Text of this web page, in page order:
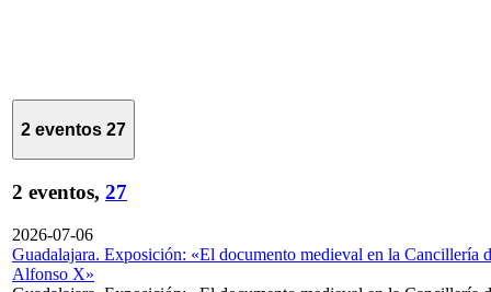
2 eventos 27
2 eventos, 27
2026-07-06
Guadalajara. Exposición: «El documento medieval en la Cancillería
Alfonso X»